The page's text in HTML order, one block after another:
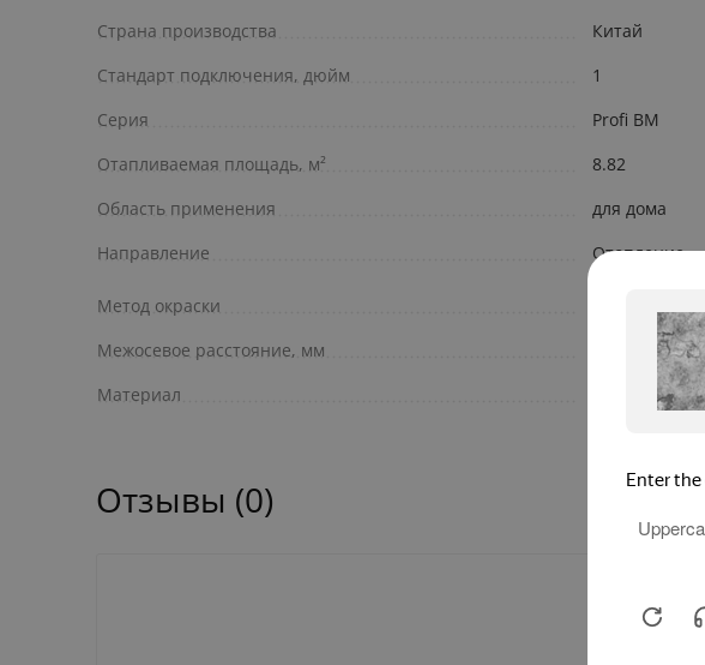
Страна производства
Китай
Стандарт подключения, дюйм
1
Серия
Profi BM
Отапливаемая площадь, м²
8.82
Область применения
для дома
Направление
Отопление
Метод окраски
технология
Межосевое расстояние, мм
Материал
биметалл
Отзывы (0)